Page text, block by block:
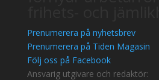
Prenumerera på nyhetsbrev
Prenumerera på Tiden Magasin
Följ oss på Facebook
Ansvarig utgivare och redaktör: